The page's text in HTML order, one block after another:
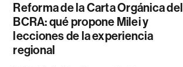
Reforma de la Carta Orgánica del
BCRA: qué propone Milei y
lecciones de la experiencia
regional